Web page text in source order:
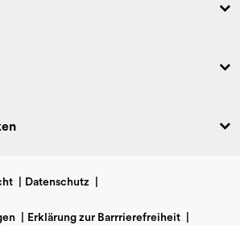
Datenschutz
Erklärung zur Barrrierefreiheit